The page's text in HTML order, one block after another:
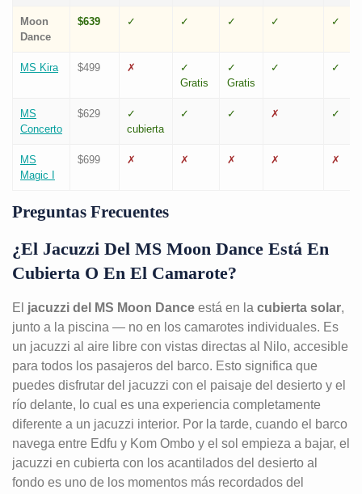
Moon
Dance
$639 ✓ ✓ ✓ ✓ ✓
MS Kira $499 ✗
✓
Gratis
✓
Gratis
✓ ✓
MS
Concerto
$629
✓
cubierta
✓ ✓ ✗ ✓
MS
Magic I
$699 ✗ ✗ ✗ ✗ ✗
Preguntas Frecuentes
¿El Jacuzzi Del MS Moon Dance Está En
Cubierta O En El Camarote?
El jacuzzi del MS Moon Dance está en la cubierta solar,
junto a la piscina — no en los camarotes individuales. Es
un jacuzzi al aire libre con vistas directas al Nilo, accesible
para todos los pasajeros del barco. Esto significa que
puedes disfrutar del jacuzzi con el paisaje del desierto y el
río delante, lo cual es una experiencia completamente
diferente a un jacuzzi interior. Por la tarde, cuando el barco
navega entre Edfu y Kom Ombo y el sol empieza a bajar, el
jacuzzi en cubierta con los acantilados del desierto al
fondo es uno de los momentos más recordados del